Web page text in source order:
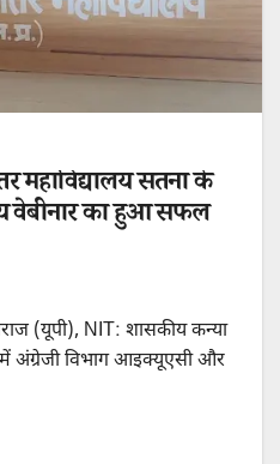
महाविद्यालय सतना के
वेबीनार का हुआ सफल
(यूपी), NIT: शासकीय कन्या
में अंग्रेजी विभाग आइक्यूएसी और